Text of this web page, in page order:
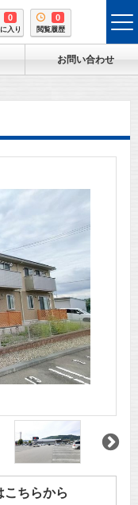
0
入り
0
閲覧履歴
お問い合わせ
ちらから